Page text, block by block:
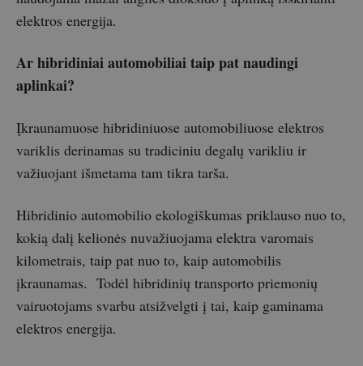
elektros energija.
Ar hibridiniai automobiliai taip pat naudingi
aplinkai?
Įkraunamuose hibridiniuose automobiliuose elektros
variklis derinamas su tradiciniu degalų varikliu ir
važiuojant išmetama tam tikra tarša.
Hibridinio automobilio ekologiškumas priklauso nuo to,
kokią dalį kelionės nuvažiuojama elektra varomais
kilometrais, taip pat nuo to, kaip automobilis
įkraunamas. Todėl hibridinių transporto priemonių
vairuotojams svarbu atsižvelgti į tai, kaip gaminama
elektros energija.